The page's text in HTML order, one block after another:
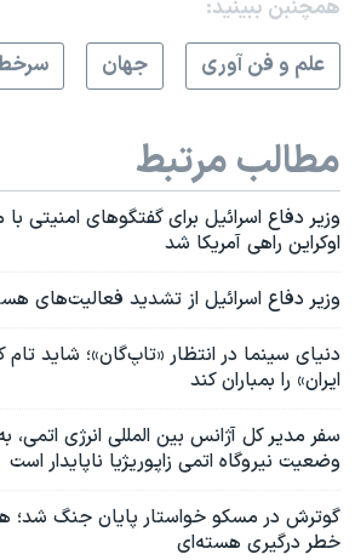
همچنبن ببینید:
علم و فن آوری
جهان
مطالب مرتبط
وزیر دفاع اسرائیل برای گفتگوهای امنیتی
اوکراین راهی آمریکا شد
وزیر دفاع اسرائیل از تشدید فعالیت‌های
دنیای سینما در انتظار «تاپ‌گان»؛ شاید تام
ایران» را بمباران کند
سفر مدیر کل آژانس بین المللی انرژی اتمی،
وضعیت نیروگاه اتمی زاپوریژیا ناپایدار است
گوترش در مسکو خواستار پایان جنگ شد؛
خطر درگیری هسته‌ای